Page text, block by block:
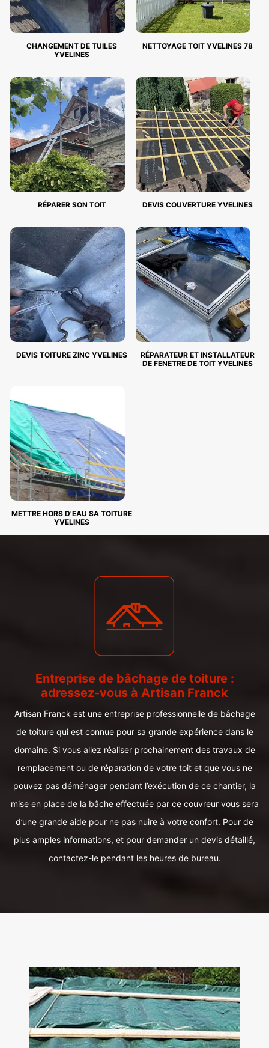
CHANGEMENT DE TUILES
YVELINES
NETTOYAGE TOIT YVELINES 78
RÉPARER SON TOIT DEVIS COUVERTURE YVELINES
DEVIS TOITURE ZINC YVELINES
RÉPARATEUR ET INSTALLATEUR
DE FENETRE DE TOIT YVELINES
METTRE HORS D'EAU SA TOITURE
YVELINES
Entreprise de bâchage de toiture :
adressez-vous à Artisan Franck
Artisan Franck est une entreprise professionnelle de bâchage
de toiture qui est connue pour sa grande expérience dans le
domaine. Si vous allez réaliser prochainement des travaux de
remplacement ou de réparation de votre toit et que vous ne
pouvez pas déménager pendant l’exécution de ce chantier, la
mise en place de la bâche effectuée par ce couvreur vous sera
d’une grande aide pour ne pas nuire à votre confort. Pour de
plus amples informations, et pour demander un devis détaillé,
contactez-le pendant les heures de bureau.